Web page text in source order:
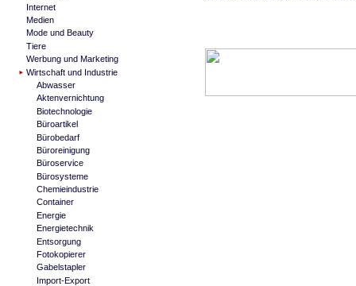
Internet
Medien
Mode und Beauty
Tiere
Werbung und Marketing
Wirtschaft und Industrie
Abwasser
Aktenvernichtung
Biotechnologie
Büroartikel
Bürobedarf
Büroreinigung
Büroservice
Bürosysteme
Chemieindustrie
Container
Energie
Energietechnik
Entsorgung
Fotokopierer
Gabelstapler
Import-Export